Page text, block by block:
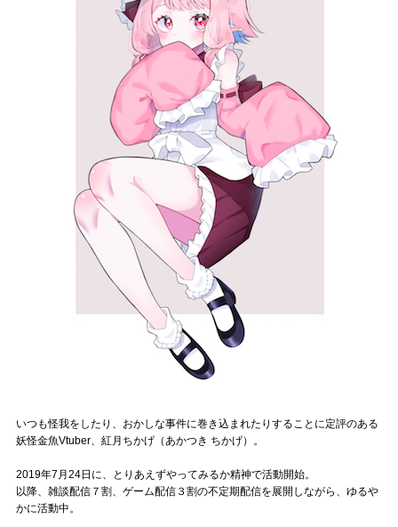
muevoクラウドファンディング
muevoコミュニティ
ぶいクラ！by muevo
ぶいコミュ！by muevo
ぶいマガ！ by muevo
いつも怪我をしたり、おかしな事件に巻き込まれたりすることに定評のある
妖怪金魚Vtuber、紅月ちかげ（あかつき ちかげ）。
2019年7月24日に、とりあえずやってみるか精神で活動開始。
以降、雑談配信７割、ゲーム配信３割の不定期配信を展開しながら、ゆるや
かに活動中。